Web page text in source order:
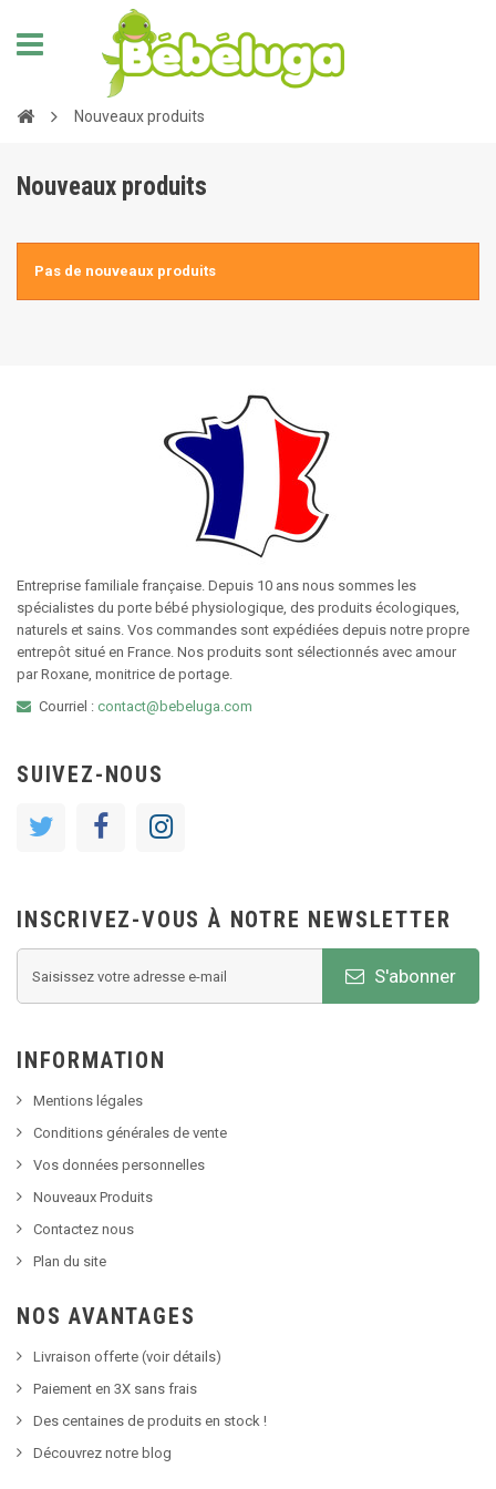
Nouveaux produits
Nouveaux produits
Pas de nouveaux produits
Entreprise familiale française. Depuis 10 ans nous sommes les
spécialistes du porte bébé physiologique, des produits écologiques,
naturels et sains. Vos commandes sont expédiées depuis notre propre
entrepôt situé en France. Nos produits sont sélectionnés avec amour
par Roxane, monitrice de portage.
Courriel : contact@bebeluga.com
SUIVEZ-NOUS
INSCRIVEZ-VOUS À NOTRE NEWSLETTER
S'abonner
INFORMATION
Mentions légales
Conditions générales de vente
Vos données personnelles
Nouveaux Produits
Contactez nous
Plan du site
NOS AVANTAGES
Livraison offerte (voir détails)
Paiement en 3X sans frais
Des centaines de produits en stock !
Découvrez notre blog